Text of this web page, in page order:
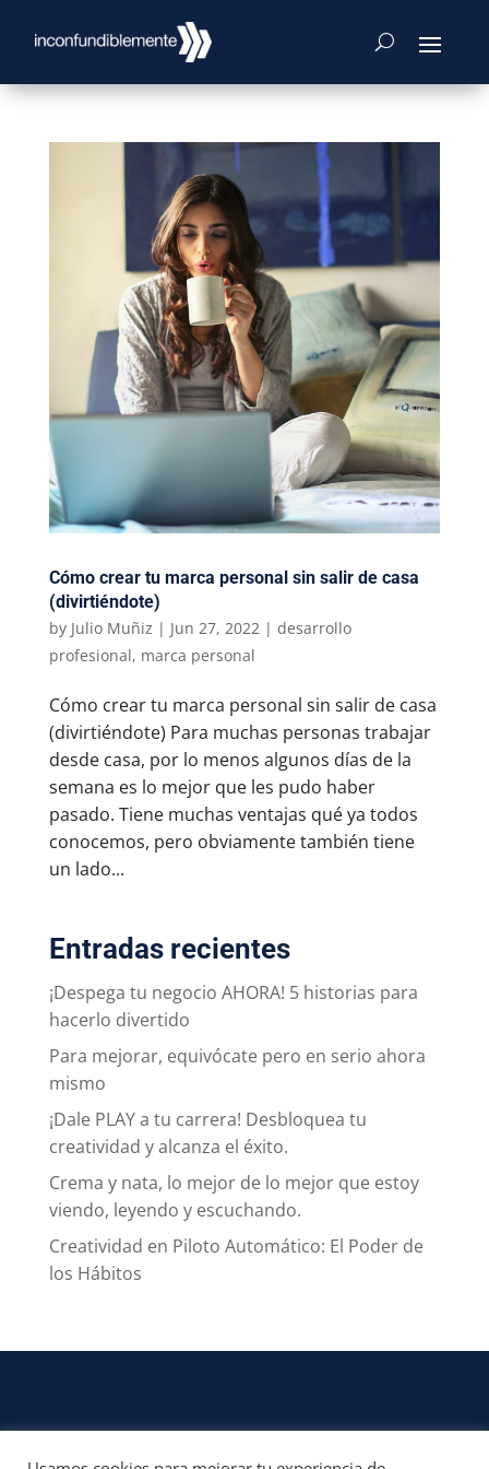
Cómo crear tu marca personal sin salir de casa
(divirtiéndote)
by Julio Muñiz | Jun 27, 2022| desarrollo
profesional, marca personal
Cómo crear tu marca personal sin salir de casa
(divirtiéndote) Para muchas personas trabajar
desde casa, por lo menos algunos días de la
semana es lo mejor que les pudo haber
pasado. Tiene muchas ventajas qué ya todos
conocemos, pero obviamente también tiene
un lado...
Entradas recientes
¡Despega tu negocio AHORA! 5 historias para
hacerlo divertido
Para mejorar, equivócate pero en serio ahora
mismo
¡Dale PLAY a tu carrera! Desbloquea tu
creatividad y alcanza el éxito.
Crema y nata, lo mejor de lo mejor que estoy
viendo, leyendo y escuchando.
Creatividad en Piloto Automático: El Poder de
los Hábitos